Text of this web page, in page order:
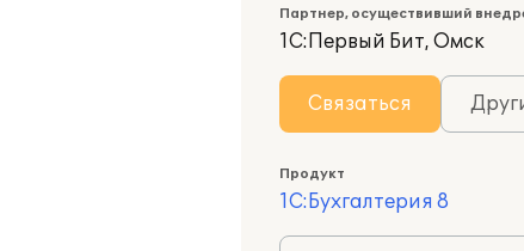
Партнер, осуществивший
1С:Первый Бит, Омск
Связаться
Продукт
1С:Бухгалтерия 8